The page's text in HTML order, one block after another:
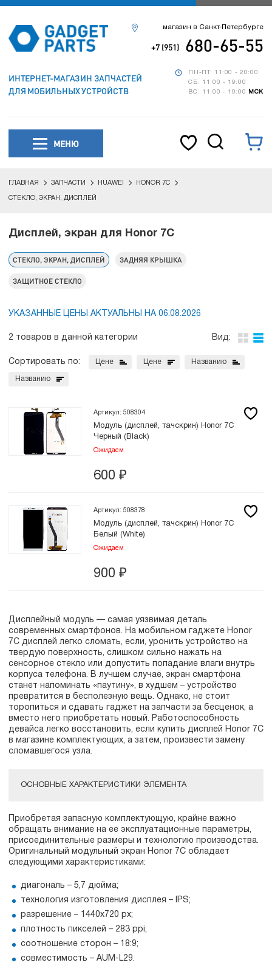
ИНТЕРНЕТ-МАГАЗИН ЗАПЧАСТЕЙ
ДЛЯ МОБИЛЬНЫХ УСТРОЙСТВ
ПН-ПТ: 11:00 - 20:00
СБ: 11:00 - 19:00
ВС: 11:00 - 19:00
МСК
магазин в Санкт-Петербурге
+7 (951) 680-65-55
МЕНЮ
ГЛАВНАЯ ЗАПЧАСТИ HUAWEI HONOR 7C
СТЕКЛО, ЭКРАН, ДИСПЛЕЙ
Дисплей, экран для Honor 7C
СТЕКЛО, ЭКРАН, ДИСПЛЕЙ ЗАДНЯЯ КРЫШКА
ЗАЩИТНОЕ СТЕКЛО
УКАЗАННЫЕ ЦЕНЫ АКТУАЛЬНЫ НА 06.08.2026
2 товаров в данной категории Вид:
Сортировать по: Цене Цене Названию
Названию
Артикул: 508304
Модуль (дисплей, тачскрин) Honor 7C
Черный (Black)
Ожидаем
600 ₽
Артикул: 508378
Модуль (дисплей, тачскрин) Honor 7C
Белый (White)
Ожидаем
900 ₽
Дисплейный модуль — самая уязвимая деталь
современных смартфонов. На мобильном гаджете Honor
7C дисплей легко сломать, если, уронить устройство на
твердую поверхность, слишком сильно нажать на
сенсорное стекло или допустить попадание влаги внутрь
корпуса телефона. В лучшем случае, экран смартфона
станет напоминать «паутину», в худшем – устройство
превратится в бесполезную вещь. Однако, не стоит
торопиться и сдавать гаджет на запчасти за бесценок, а
вместо него приобретать новый. Работоспособность
девайса легко восстановить, если купить дисплей Honor 7C
в магазине комплектующих, а затем, произвести замену
сломавшегося узла.
ОСНОВНЫЕ ХАРАКТЕРИСТИКИ ЭЛЕМЕНТА
Приобретая запасную комплектующую, крайне важно
обращать внимание на ее эксплуатационные параметры,
присоединительные размеры и технологию производства.
Оригинальный модульный экран Honor 7C обладает
следующими характеристиками:
диагональ – 5,7 дюйма;
технология изготовления дисплея – IPS;
разрешение – 1440х720 px;
плотность пикселей – 283 ppi;
соотношение сторон – 18:9;
совместимость – AUM-L29.